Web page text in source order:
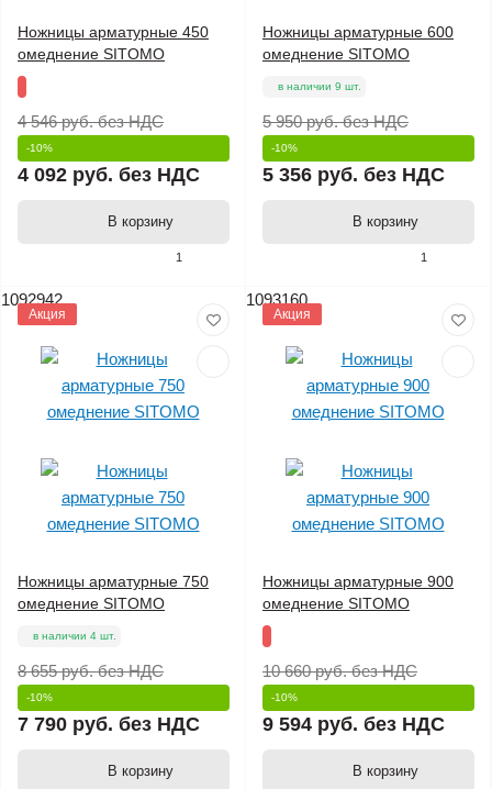
1
Ножницы арматурные 450
омеднение SITOMO
4 546 руб.без НДС
-10%
4 092 руб. без НДС
В корзину
1
Ножницы арматурные 600
омеднение SITOMO
в наличии 9 шт.
5 950 руб.без НДС
-10%
5 356 руб. без НДС
В корзину
1092942
Акция
Ножницы арматурные 750
омеднение SITOMO
в наличии 4 шт.
8 655 руб.без НДС
-10%
7 790 руб. без НДС
В корзину
1093160
Акция
Ножницы арматурные 900
омеднение SITOMO
10 660 руб.без НДС
-10%
9 594 руб. без НДС
В корзину